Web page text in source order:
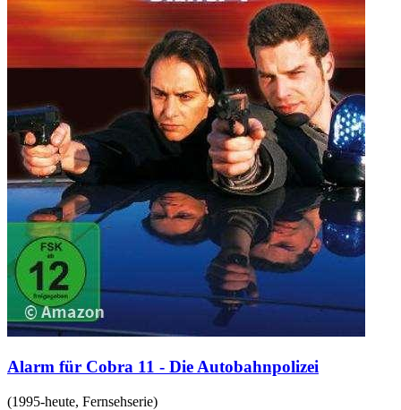
Alarm für Cobra 11 - Die Autobahnpolizei
(1995-heute, Fernsehserie)